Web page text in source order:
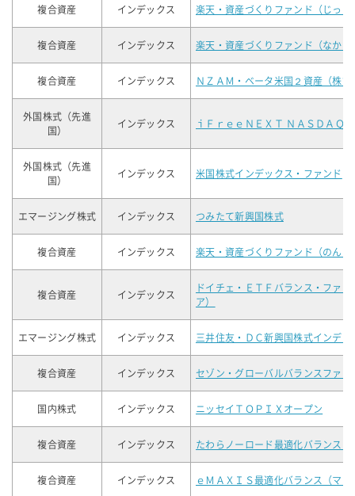
複合資産 インデックス 楽天・資産づくりファンド（じっく
複合資産 インデックス 楽天・資産づくりファンド（なかな
複合資産 インデックス ＮＺＡＭ・ベータ米国２資産（株式
外国株式（先進
国）
インデックス ｉＦｒｅｅＮＥＸＴ ＮＡＳＤＡＱ
外国株式（先進
国）
インデックス 米国株式インデックス・ファンド
エマージング株式 インデックス つみたて新興国株式
複合資産 インデックス 楽天・資産づくりファンド（のんび
複合資産 インデックス
ドイチェ・ＥＴＦバランス・ファ
ア）
エマージング株式 インデックス 三井住友・ＤＣ新興国株式インデッ
複合資産 インデックス セゾン・グローバルバランスファン
国内株式 インデックス ニッセイＴＯＰＩＸオープン
複合資産 インデックス たわらノーロード最適化バランス（
複合資産 インデックス ｅＭＡＸＩＳ最適化バランス（マ